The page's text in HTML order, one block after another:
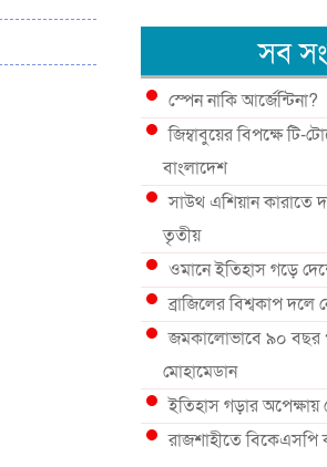
সব
স্পেন নাকি আর্জেন্টিনা?
জিম্বাবুয়ের বিপক্ষে টি-
বাংলাদেশ
সাউথ এশিয়ান কারাতে
তৃতীয়
ওমানে ইতিহাস গড়ে
ব্রাজিলের বিশ্বকাপ
জমকালোভাবে ৯০ বছর
মোহামেডান
ইতিহাস গড়ার
রাজশাহীতে বিকেএসপি